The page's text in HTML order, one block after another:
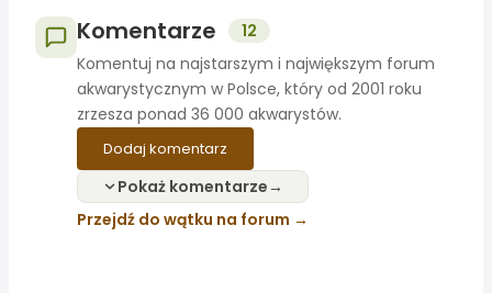
Komentarze
12
Komentuj na najstarszym i największym forum
akwarystycznym w Polsce, który od 2001 roku
zrzesza ponad 36 000 akwarystów.
Dodaj komentarz
Pokaż komentarze
Przejdź do wątku na forum